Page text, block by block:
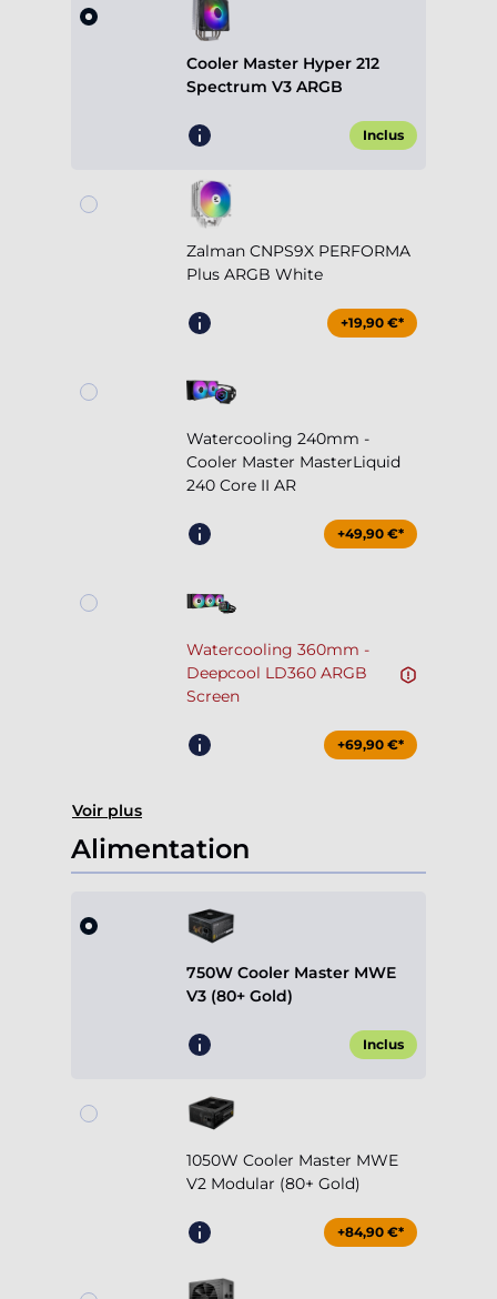
Cooler Master Hyper 212
Spectrum V3 ARGB
Inclus
Zalman CNPS9X PERFORMA
Plus ARGB White
+19,90 €*
Watercooling 240mm -
Cooler Master MasterLiquid
240 Core II AR
+49,90 €*
Watercooling 360mm -
Deepcool LD360 ARGB
Screen
+69,90 €*
Voir plus
Alimentation
750W Cooler Master MWE
V3 (80+ Gold)
Inclus
1050W Cooler Master MWE
V2 Modular (80+ Gold)
+84,90 €*